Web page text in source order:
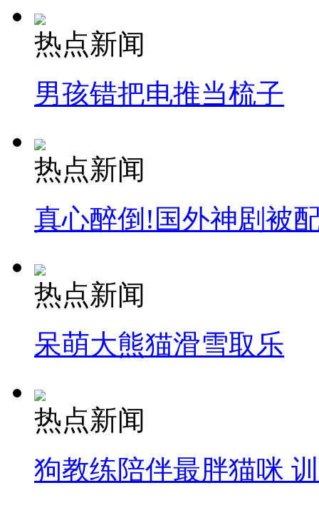
热点新闻
男孩错把电推当梳子
热点新闻
真心醉倒!国外神剧被
热点新闻
呆萌大熊猫滑雪取乐
热点新闻
狗教练陪伴最胖猫咪